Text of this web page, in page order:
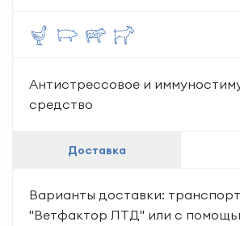
Антистрессовое и
средство
Доставка
Варианты доставки:
"Ветфактор ЛТД" или с